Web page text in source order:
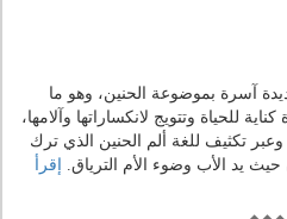
آسرة بموضوعة الحنين، وهو ما
للحياة وتتويج لانكساراتها وآلامها،
تكثيف للغة ألم الحنين الذي ترك
حيث يد الأب وضوء الأم الترياق.
إقرأ